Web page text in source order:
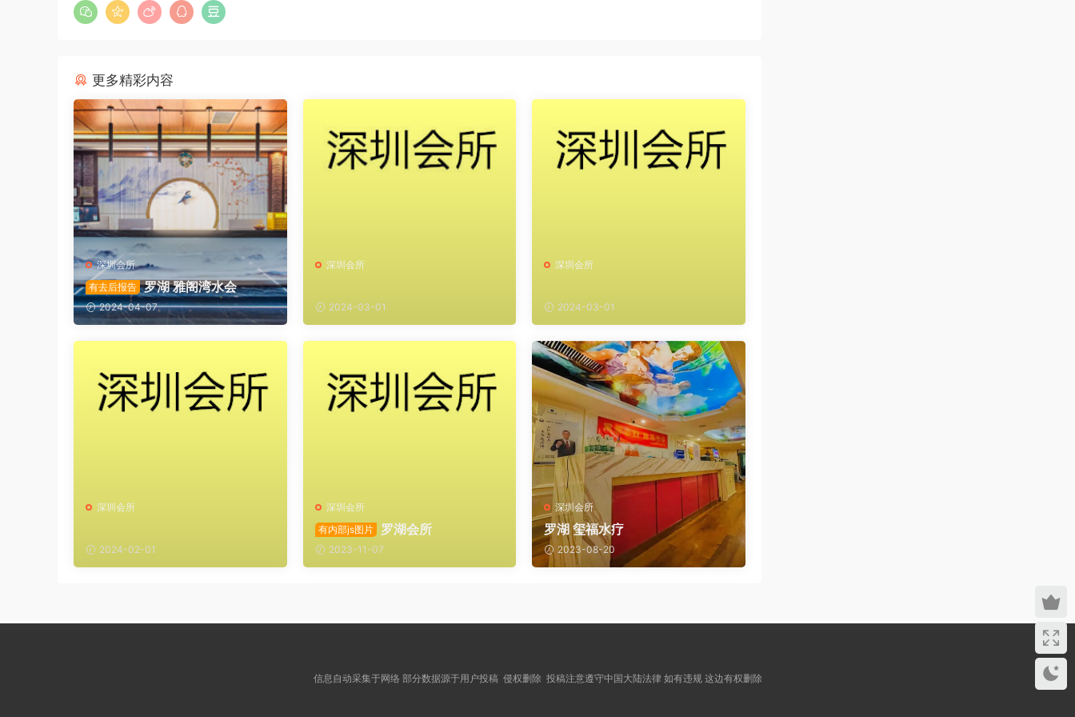
更多精彩内容
深圳会所
有去后报告 罗湖 雅阁湾水会
2024-04-07
深圳会所
2024-03-01
深圳会所
2024-03-01
深圳会所
2024-02-01
深圳会所
有内部js图片
罗湖会所
2023-11-07
深圳会所
罗湖 玺福水疗
2023-08-20
信息自动采集于网络 部分数据源于用户投稿 侵权删除 投稿注意遵守中国大陆法律 如有违规 这边有权删除